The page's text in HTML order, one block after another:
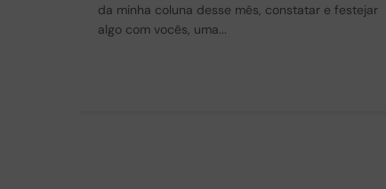
da minha coluna desse mês, constatar e festejar
algo com vocês, uma...